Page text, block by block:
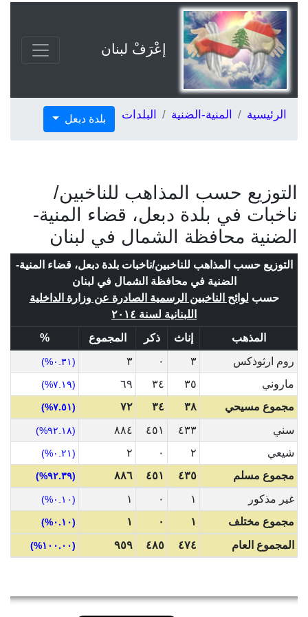
إعْرَفْ لبنان
الرئيسية المنية-الضنية البلدات بلدة دبعل
التوزيع حسب المذاهب للناخبين/
ناخبات في بلدة دبعل، قضاء المنية-
الضنية محافظة الشمال في لبنان
التوزيع حسب المذاهب للناخبين/ناخبات بلدة دبعل، قضاء المنية-
الضنية في محافظة الشمال في لبنان
حسب لوائح الناخبين الرسمية الصادرة عن وزارة الداخلية
اللبنانية لسنة ٢٠١٤
المذهب
إناث ذكر المجموع
%
روم ارثوذكس
٣ ٠ ٣ (٠.٣١%)
ماروني ٣٥ ٣٤ ٦٩ (٧.١٩%)
مجموع مسيحي ٣٨ ٣٤ ٧٢ (٧.٥١%)
سني ٤٣٣ ٤٥١ ٨٨٤ (٩٢.١٨%)
شيعي ٢ ٠ ٢ (٠.٢١%)
مجموع مسلم ٤٣٥ ٤٥١ ٨٨٦ (٩٢.٣٩%)
غير مذكور ١ ٠ ١ (٠.١٠%)
مجموع مختلف ١ ٠ ١ (٠.١٠%)
المجموع العام ٤٧٤ ٤٨٥ ٩٥٩ (١٠٠.٠٠%)